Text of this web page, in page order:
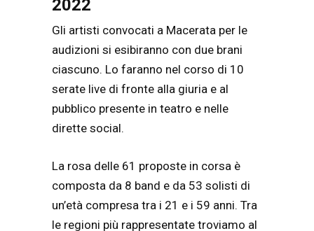
2022
Gli artisti convocati a Macerata per le
audizioni si esibiranno con due brani
ciascuno. Lo faranno nel corso di 10
serate live di fronte alla giuria e al
pubblico presente in teatro e nelle
dirette social.
La rosa delle 61 proposte in corsa è
composta da 8 band e da 53 solisti di
un’età compresa tra i 21 e i 59 anni. Tra
le regioni più rappresentate troviamo al